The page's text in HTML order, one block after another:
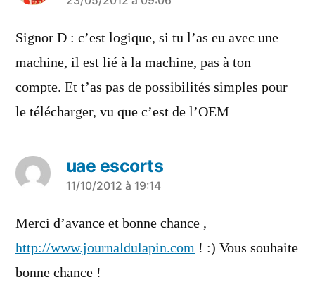
dit :
Signor D : c’est logique, si tu l’as eu avec une
machine, il est lié à la machine, pas à ton
compte. Et t’as pas de possibilités simples pour
le télécharger, vu que c’est de l’OEM
uae escorts
a
dit :
11/10/2012 à 19:14
Merci d’avance et bonne chance ,
http://www.journaldulapin.com ! :) Vous souhaite
bonne chance !